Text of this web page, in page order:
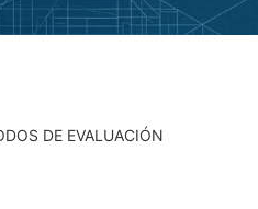
DE EVALUACIÓN